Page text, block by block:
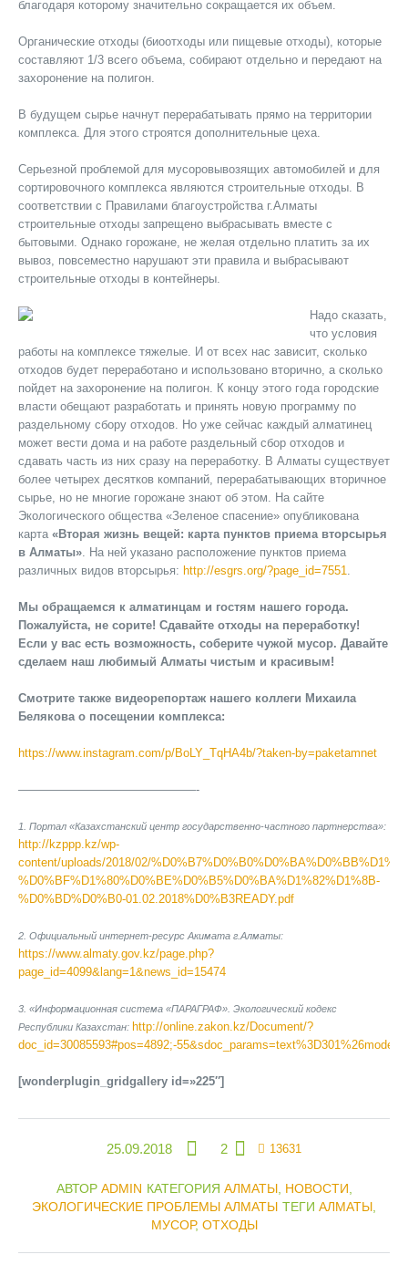
благодаря которому значительно сокращается их объем.
Органические отходы (биоотходы или пищевые отходы), которые
составляют 1/3 всего объема, собирают отдельно и передают на
захоронение на полигон.
В будущем сырье начнут перерабатывать прямо на территории
комплекса. Для этого строятся дополнительные цеха.
Серьезной проблемой для мусоровывозящих автомобилей и для
сортировочного комплекса являются строительные отходы. В
соответствии с Правилами благоустройства г.Алматы
строительные отходы запрещено выбрасывать вместе с
бытовыми. Однако горожане, не желая отдельно платить за их
вывоз, повсеместно нарушают эти правила и выбрасывают
строительные отходы в контейнеры.
Надо сказать,
что условия
работы на комплексе тяжелые. И от всех нас зависит, сколько
отходов будет переработано и использовано вторично, а сколько
пойдет на захоронение на полигон. К концу этого года городские
власти обещают разработать и принять новую программу по
раздельному сбору отходов. Но уже сейчас каждый алматинец
может вести дома и на работе раздельный сбор отходов и
сдавать часть из них сразу на переработку. В Алматы существует
более четырех десятков компаний, перерабатывающих вторичное
сырье, но не многие горожане знают об этом. На сайте
Экологического общества «Зеленое спасение» опубликована
карта «Вторая жизнь вещей: карта пунктов приема вторсырья
в Алматы». На ней указано расположение пунктов приема
различных видов вторсырья: http://esgrs.org/?page_id=7551.
Мы обращаемся к алматинцам и гостям нашего города.
Пожалуйста, не сорите! Сдавайте отходы на переработку!
Если у вас есть возможность, соберите чужой мусор. Давайте
сделаем наш любимый Алматы чистым и красивым!
Смотрите также видеорепортаж нашего коллеги Михаила
Белякова о посещении комплекса:
https://www.instagram.com/p/BoLY_TqHA4b/?taken-by=paketamnet
———————————————-
1. Портал «Казахстанский центр государственно-частного партнерства»:
http://kzppp.kz/wp-
content/uploads/2018/02/
%D0%BF%D1%80%D0%BE%D0%B5%D0%BA%D1%82%D1%8B-
%D0%BD%D0%B0-01.02.2018%D0%B3READY.pdf
2. Официальный интернет-ресурс Акимата г.Алматы:
https://www.almaty.gov.kz/page.php?
page_id=4099&lang=1&news_id=15474
3. «Информационная система «ПАРАГРАФ». Экологический кодекс
Республики Казахстан: http://online.zakon.kz/Document/?
doc_id=30085593#pos=4892;-
[wonderplugin_gridgallery id=»225″]
25.09.2018 2 13631
АВТОР ADMIN КАТЕГОРИЯ АЛМАТЫ, НОВОСТИ
ЭКОЛОГИЧЕСКИЕ ПРОБЛЕМЫ АЛМАТЫ ТЕГИ АЛМАТЫ
МУСОР, ОТХОДЫ